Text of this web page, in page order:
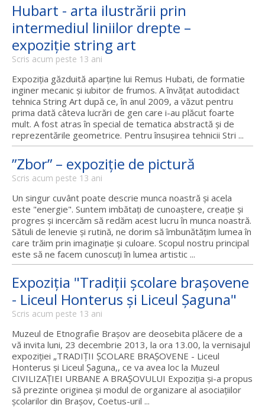
Hubart - arta ilustrării prin
intermediul liniilor drepte –
expoziție string art
Scris acum peste 13 ani
Expoziția găzduită aparține lui Remus Hubati, de formatie
inginer mecanic și iubitor de frumos. A învățat autodidact
tehnica String Art după ce, în anul 2009, a văzut pentru
prima dată câteva lucrări de gen care i-au plăcut foarte
mult. A fost atras în special de tematica abstractă și de
reprezentările geometrice. Pentru însușirea tehnicii Stri ...
”Zbor” – expoziție de pictură
Scris acum peste 13 ani
Un singur cuvânt poate descrie munca noastră și acela
este "energie". Suntem imbătați de cunoaștere, creație și
progres și incercăm să redăm acest lucru în munca noastră.
Sătuli de lenevie și rutină, ne dorim să îmbunătățim lumea în
care trăim prin imaginație și culoare. Scopul nostru principal
este să ne facem cunoscuți în lumea artistic ...
Expoziţia "Tradiţii şcolare braşovene
- Liceul Honterus şi Liceul Şaguna"
Scris acum peste 13 ani
Muzeul de Etnografie Brașov are deosebita plăcere de a
vă invita luni, 23 decembrie 2013, la ora 13.00, la vernisajul
expoziției „TRADIȚII ȘCOLARE BRAȘOVENE - Liceul
Honterus și Liceul Șaguna,, ce va avea loc la Muzeul
CIVILIZAȚIEI URBANE A BRAȘOVULUI Expoziția și-a propus
să prezinte originea și modul de organizare al asociațiilor
școlarilor din Brașov, Coetus-uril ...